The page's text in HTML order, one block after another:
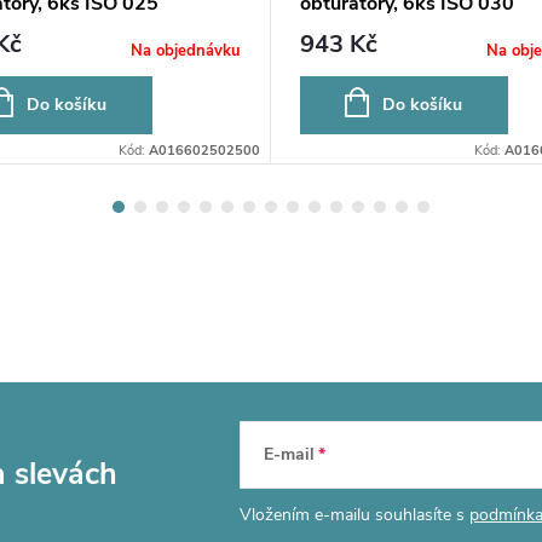
Na objednávku
Do košíku
Kód: A016602502500
943 Kč Na
Do košíku
Kód:
slevách E-mail
Vložením e-mailu souhlasíte s